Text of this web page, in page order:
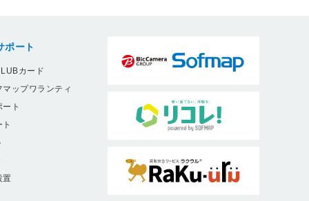
ポート
カード
ップワランティ
ト
置